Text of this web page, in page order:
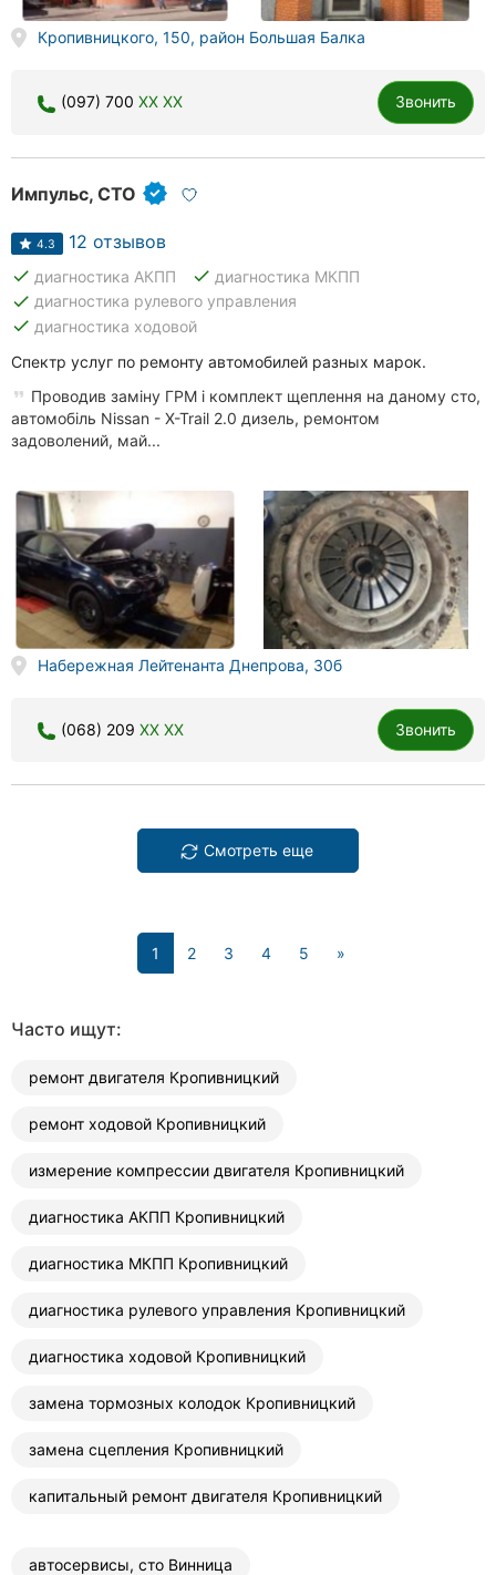
Кропивницкого, 150, район Большая Балка
(097) 700 XX XX Звонить
Импульс, СТО
4.3 12 отзывов
done диагностика АКПП done диагностика МКПП
done диагностика рулевого управления
done диагностика ходовой
Спектр услуг по ремонту автомобилей разных марок.
Проводив заміну ГРМ і комплект щеплення на даному сто,
автомобіль Nissan - X-Trail 2.0 дизель, ремонтом
задоволений, май...
Набережная Лейтенанта Днепрова, 30б
(068) 209 XX XX Звонить
Смотреть еще
1 (current)
2 3 4 5 »
Часто ищут:
ремонт двигателя Кропивницкий
ремонт ходовой Кропивницкий
измерение компрессии двигателя Кропивницкий
диагностика АКПП Кропивницкий
диагностика МКПП Кропивницкий
диагностика рулевого управления Кропивницкий
диагностика ходовой Кропивницкий
замена тормозных колодок Кропивницкий
замена сцепления Кропивницкий
капитальный ремонт двигателя Кропивницкий
автосервисы, сто Винница